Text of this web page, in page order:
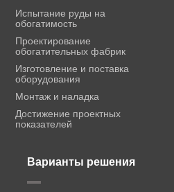
Испытание руды на
обогатимость
Проектирование
обогатительных фабрик
Изготовление и поставка
оборудования
Монтаж и наладка
Достижение проектных
показателей
Варианты решения